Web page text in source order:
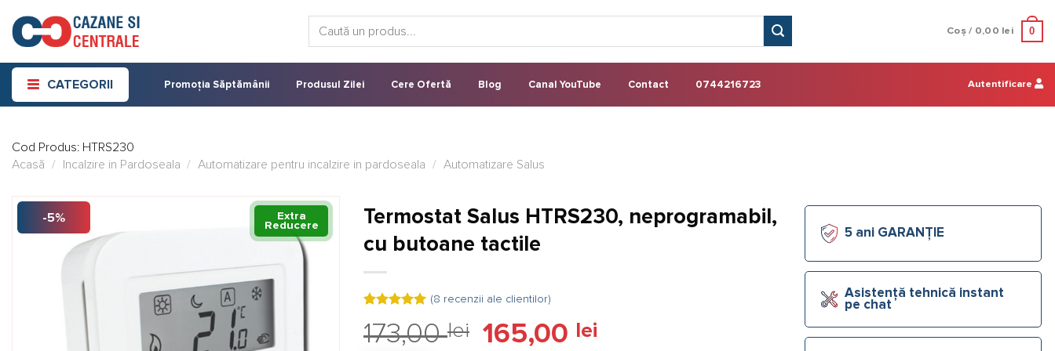
content
Coș / 0,00 lei 0
CATEGORII Promoția Săptămânii Produsul Zilei Cere Ofertă Blog Canal YouTube Contact 0744216723 Autentificare
Cod Produs: HTRS230
Acasă
/ Incalzire in Pardoseala / Automatizare pentru incalzire in pardoseala / Automatizare Salus
-5%
Extra
Reducere
Termostat Salus HTRS230, neprogramabil,
cu butoane tactile
5.00din 5
pe baza a
(8 recenzii ale clientilor)
173,00lei
Prețul
165,00 leiPrețul
5 ani GARANȚIE
Asistență tehnică instant
pe chat